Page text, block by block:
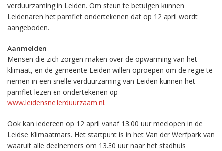
verduurzaming in Leiden. Om steun te betuigen kunnen
Leidenaren het pamflet ondertekenen dat op 12 april wordt
aangeboden.
Aanmelden
Mensen die zich zorgen maken over de opwarming van het
klimaat, en de gemeente Leiden willen oproepen om de regie te
nemen in een snelle verduurzaming van Leiden kunnen het
pamflet lezen en ondertekenen op
www.leidensnellerduurzaam.nl.
Ook kan iedereen op 12 april vanaf 13.00 uur meelopen in de
Leidse Klimaatmars. Het startpunt is in het Van der Werfpark van
waaruit alle deelnemers om 13.30 uur naar het stadhuis